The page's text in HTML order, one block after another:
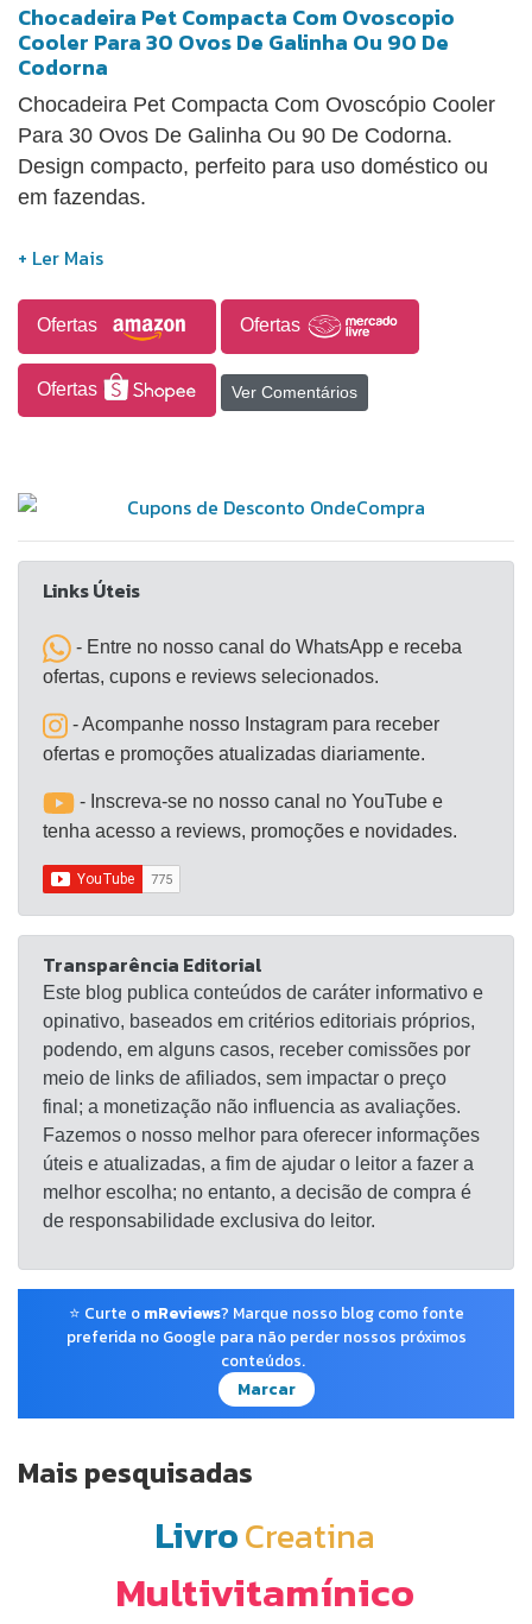
Chocadeira Pet Compacta Com Ovoscopio
Cooler Para 30 Ovos De Galinha Ou 90 De
Codorna
Chocadeira Pet Compacta Com Ovoscópio Cooler
Para 30 Ovos De Galinha Ou 90 De Codorna.
Design compacto, perfeito para uso doméstico ou
em fazendas.
Ofertas Ofertas
Ofertas Ver Comentários
Links Úteis
- Entre no nosso canal do WhatsApp e receba
ofertas, cupons e reviews selecionados.
- Acompanhe nosso Instagram para receber
ofertas e promoções atualizadas diariamente.
- Inscreva-se no nosso canal no YouTube e
tenha acesso a reviews, promoções e novidades.
Transparência Editorial
Este blog publica conteúdos de caráter informativo e
opinativo, baseados em critérios editoriais próprios,
podendo, em alguns casos, receber comissões por
meio de links de afiliados, sem impactar o preço
final; a monetização não influencia as avaliações.
Fazemos o nosso melhor para oferecer informações
úteis e atualizadas, a fim de ajudar o leitor a fazer a
melhor escolha; no entanto, a decisão de compra é
de responsabilidade exclusiva do leitor.
⭐ Curte o mReviews? Marque nosso blog como fonte
preferida no Google para não perder nossos próximos
conteúdos.
Marcar
Mais pesquisadas
LivroCreatina
Multivitamínico